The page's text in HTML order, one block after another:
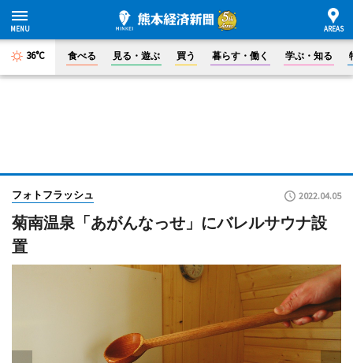
36°C 食べる 見る・遊ぶ 買う 暮らす・働く 学ぶ・知る
フォトフラッシュ 2022.04.05
菊南温泉「あがんなっせ」にバレルサウナ設
置